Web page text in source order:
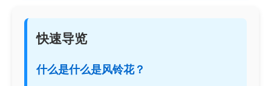
快速导览
什么是什么是风铃花？